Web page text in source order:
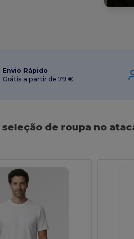
Envio Rápido
Grátis a partir de 79 €
de roupa no